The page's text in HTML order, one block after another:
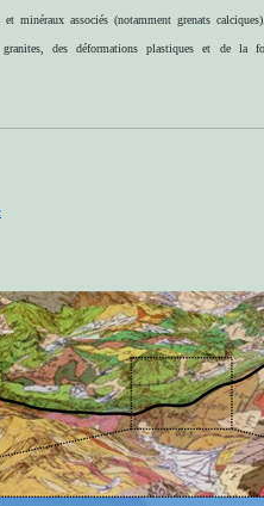
minéraux associés (notamment grenats
des déformations plastiques et de la